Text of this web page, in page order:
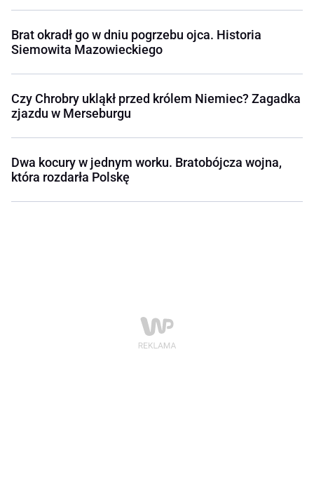
Brat okradł go w dniu pogrzebu ojca. Historia
Siemowita Mazowieckiego
Czy Chrobry ukląkł przed królem Niemiec? Zagadka
zjazdu w Merseburgu
Dwa kocury w jednym worku. Bratobójcza wojna,
która rozdarła Polskę